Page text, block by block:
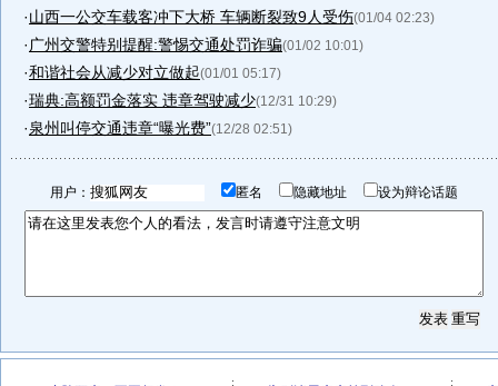
·山西一公交车载客冲下大桥 车辆断裂致9人受伤(01/04 02:23)
· 广州交警特别提醒:警惕交通处罚诈骗(01/02 10:01)
·和谐社会从减少对立做起(01/01 05:17)
·瑞典:高额罚金落实 违章驾驶减少(12/31 10:29)
·泉州叫停交通违章“曝光费”(12/28 02:51)
用户： 匿名 隐藏地址 设为辩论话题